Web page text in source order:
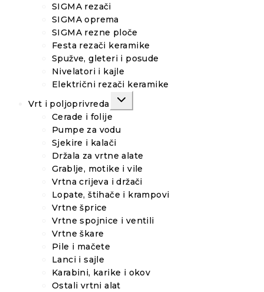
SIGMA rezači
SIGMA oprema
SIGMA rezne ploče
Festa rezači keramike
Spužve, gleteri i posude
Nivelatori i kajle
Električni rezači keramike
Vrt i poljoprivreda
TOGGLE
Cerade i folije
Pumpe za vodu
Sjekire i kalači
Držala za vrtne alate
Grablje, motike i vile
Vrtna crijeva i držači
Lopate, štihače i krampovi
Vrtne šprice
Vrtne spojnice i ventili
Vrtne škare
Pile i mačete
Lanci i sajle
Karabini, karike i okov
Ostali vrtni alat